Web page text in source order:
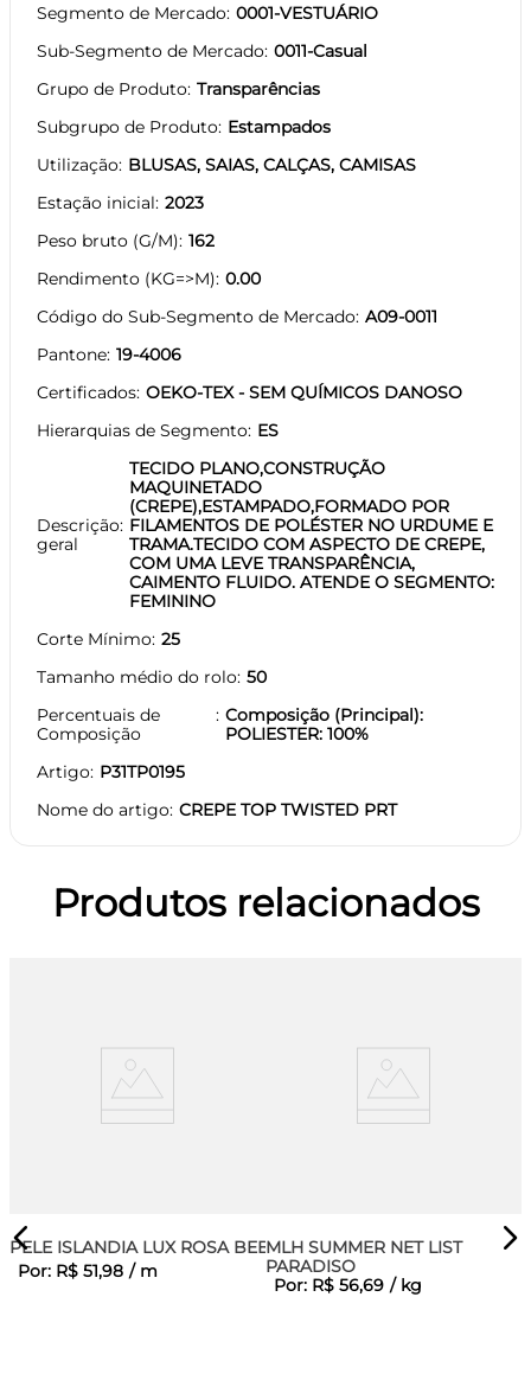
Segmento de Mercado 0001-VESTUÁRIO
Sub-Segmento de Mercado 0011-Casual
Grupo de Produto Transparências
Subgrupo de Produto Estampados
Utilização BLUSAS, SAIAS, CALÇAS, CAMISAS
Estação inicial 2023
Peso bruto (G/M) 162
Rendimento (KG=>M) 0.00
Código do Sub-Segmento de Mercado A09-0011
Pantone 19-4006
Certificados OEKO-TEX - SEM QUÍMICOS DANOSO
Hierarquias de Segmento ES
Descrição
geral
TECIDO PLANO,CONSTRUÇÃO
MAQUINETADO
(CREPE),ESTAMPADO,FORMADO POR
FILAMENTOS DE POLÉSTER NO URDUME E
TRAMA.TECIDO COM ASPECTO DE CREPE,
COM UMA LEVE TRANSPARÊNCIA,
CAIMENTO FLUIDO. ATENDE O SEGMENTO:
FEMININO
Corte Mínimo 25
Tamanho médio do rolo 50
Percentuais de
Composição
Composição (Principal):
POLIESTER: 100%
Artigo P31TP0195
Nome do artigo CREPE TOP TWISTED PRT
Produtos relacionados
PELE ISLANDIA LUX ROSA BEBE
Por: R$ 51,98 / m
MLH SUMMER NET LIST
PARADISO
Por: R$ 56,69 / kg